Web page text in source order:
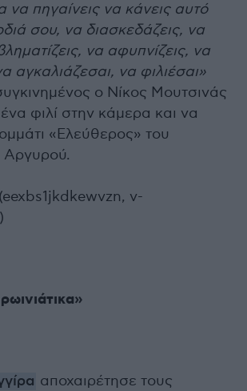
να πηγαίνεις να κάνεις αυτό
σου, να διασκεδάζεις, να
να αφυπνίζεις, να
αγκαλιάζεσαι, να φιλιέσαι»
ο Νίκος Μουτσινάς
ένα φιλί στην κάμερα και να
«Ελεύθερος» του
Αργυρού.
v-
αποχαιρέτησε τους